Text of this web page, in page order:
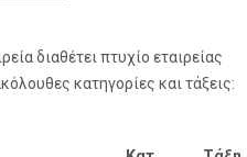
διαθέτει πτυχίο εταιρείας
κατηγορίες και τάξεις: